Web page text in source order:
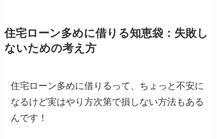
住宅ローン多めに借りる知恵袋：失敗し
ないための考え方
住宅ローン多めに借りるって、ちょっと不安に
なるけど実はやり方次第で損しない方法もある
んです！